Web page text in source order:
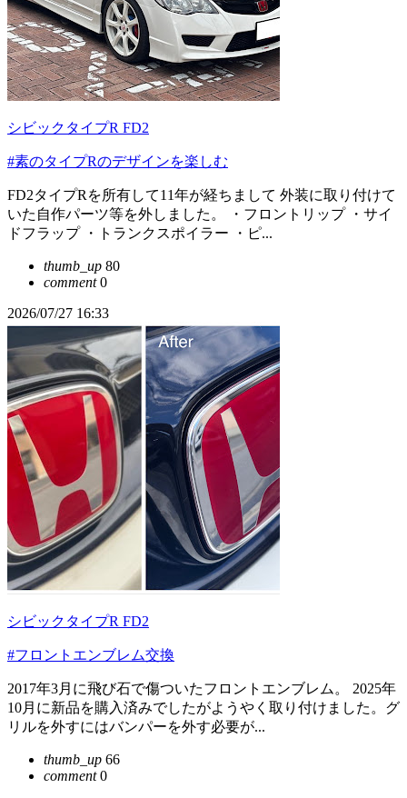
シビックタイプR FD2
#素のタイプRのデザインを楽しむ
FD2タイプRを所有して11年が経ちまして 外装に取り付けて
いた自作パーツ等を外しました。 ・フロントリップ ・サイ
ドフラップ ・トランクスポイラー ・ピ...
thumb_up 80
comment0
2026/07/27 16:33
シビックタイプR FD2
#フロントエンブレム交換
2017年3月に飛び石で傷ついたフロントエンブレム。 2025年
10月に新品を購入済みでしたがようやく取り付けました。グ
リルを外すにはバンパーを外す必要が...
thumb_up 66
comment0